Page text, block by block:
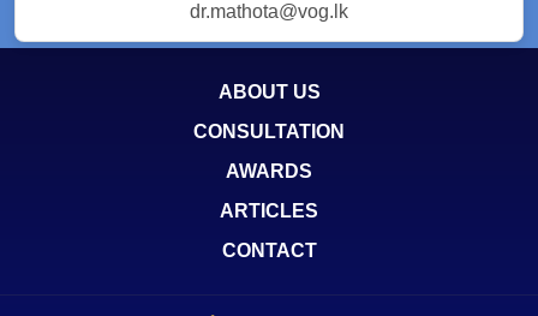
dr.mathota@vog.lk
ABOUT US
CONSULTATION
AWARDS
ARTICLES
CONTACT